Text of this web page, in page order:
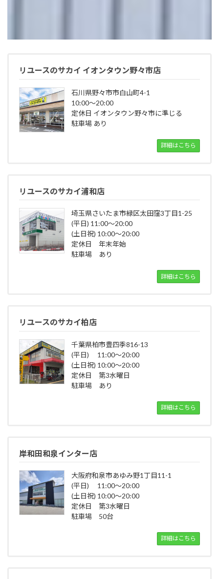
リユースのサカイ イオンタウン野々市店
石川県野々市市白山町4-1
10:00～20:00
定休日 イオンタウン野々市に準じる
駐車場 あり
詳細はこちら
リユースのサカイ浦和店
埼玉県さいたま市緑区太田窪3丁目1-25
(平日) 11:00～20:00
(土日祝) 10:00～20:00
定休日 年末年始
駐車場 あり
詳細はこちら
リユースのサカイ柏店
千葉県柏市豊四季816-13
(平日) 11:00～20:00
(土日祝) 10:00～20:00
定休日 第3水曜日
駐車場 あり
詳細はこちら
岸和田和泉インター店
大阪府和泉市あゆみ野1丁目11-1
(平日) 11:00～20:00
(土日祝) 10:00～20:00
定休日 第3水曜日
駐車場 50台
詳細はこちら